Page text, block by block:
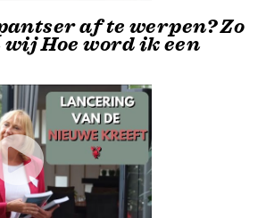
af te werpen? Zo
Hoe word ik een